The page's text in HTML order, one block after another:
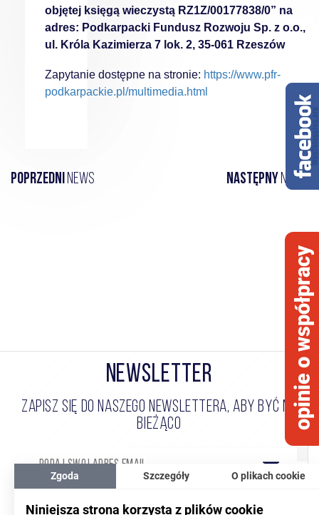
objętej księgą wieczystą RZ1Z/00177838/0” na
adres: Podkarpacki Fundusz Rozwoju Sp. z o.o.,
ul. Króla Kazimierza 7 lok. 2, 35-061 Rzeszów
Zapytanie dostępne na stronie: https://www.pfr-
podkarpackie.pl/multimedia.html
Poprzedninews Następny news
NEWSLETTER
ZAPISZ SIĘ DO NASZEGO NEWSLETTERA, ABY BYĆ NA
BIEŻĄCO
Wyrażam zgodę na przetwarzanie moich danych
opinie o współpracy
Zgoda Szczegóły O plikach cookie
Niniejsza strona korzysta z plików cookie